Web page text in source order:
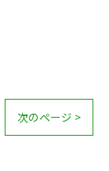
次のページ >